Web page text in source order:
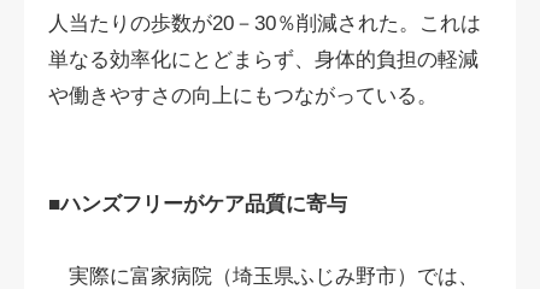
人当たりの歩数が20－30％削減された。これは
単なる効率化にとどまらず、身体的負担の軽減
や働きやすさの向上にもつながっている。
■ハンズフリーがケア品質に寄与
実際に富家病院（埼玉県ふじみ野市）では、